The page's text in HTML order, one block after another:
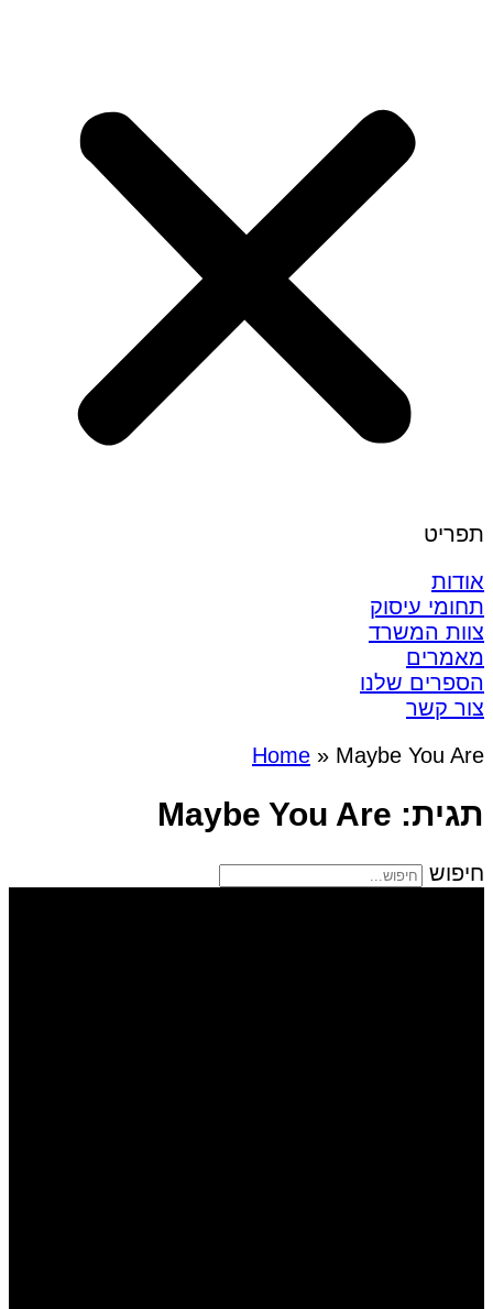
תפריט
אודות
תחומי עיסוק
צוות המשרד
מאמרים
הספרים שלנו
צור קשר
Home » Maybe You Are
תגית: Maybe You Are
חיפוש